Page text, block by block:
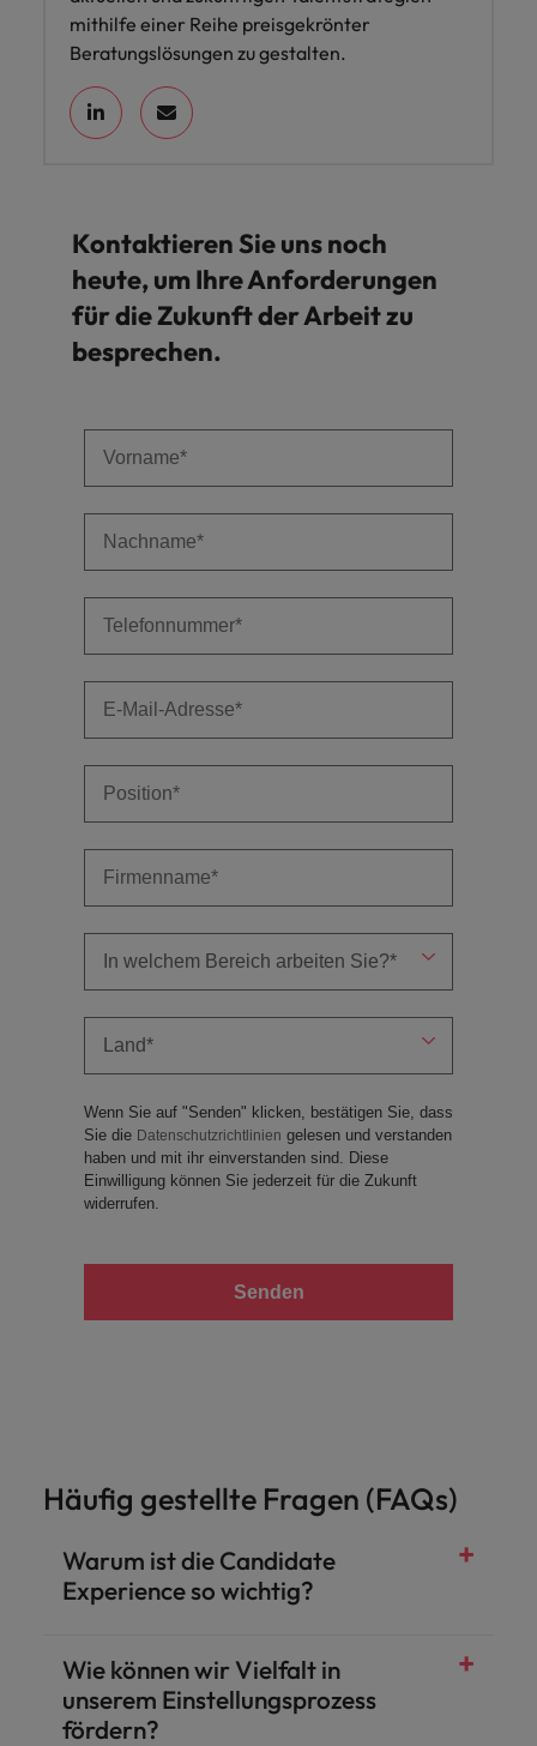
mithilfe einer Reihe preisgekrönter
Beratungslösungen zu gestalten.
Kontaktieren Sie uns noch
heute, um Ihre Anforderungen
für die Zukunft der Arbeit zu
besprechen.
Wenn Sie auf "Senden" klicken, bestätigen Sie, dass
Sie die Datenschutzrichtlinien gelesen und verstanden
haben und mit ihr einverstanden sind. Diese
Einwilligung können Sie jederzeit für die Zukunft
widerrufen.
Senden
Häufig gestellte Fragen (FAQs)
Warum ist die Candidate
Experience so wichtig?
Wie können wir Vielfalt in
unserem Einstellungsprozess
fördern?